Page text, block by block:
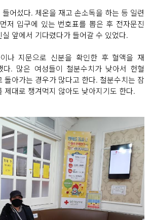
어섰다. 체온을 재고 손소독을 하는 등 일련
저 입구에 있는 번호표를 뽑은 후 전자문진
앞에서 기다렸다가 들어갈 수 있었다.
나 지문으로 신분을 확인한 후 혈액을 재
다. 많은 여성들이 철분수치가 낮아서 헌혈
돌아가는 경우가 많다고 한다. 철분수치는 잠
제대로 챙겨먹지 않아도 낮아지기도 한다.